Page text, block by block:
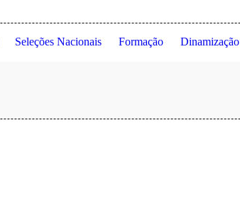
Seleções Nacionais Formação Dinamização